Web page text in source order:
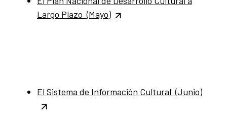
Largo Plazo (Mayo)
El Sistema de Información Cultural (Junio)